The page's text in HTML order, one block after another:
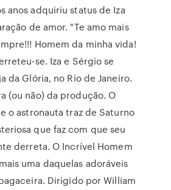
anos adquiriu status de Iza
de amor. "Te amo mais
Homem da minha vida!
se. Iza e Sérgio se
da Glória, no Rio de Janeiro.
(ou não) da produção. O
o astronauta traz de Saturno
que faz com que seu
derreta. O Incrível Homem
uma daquelas adoráveis
Dirigido por William